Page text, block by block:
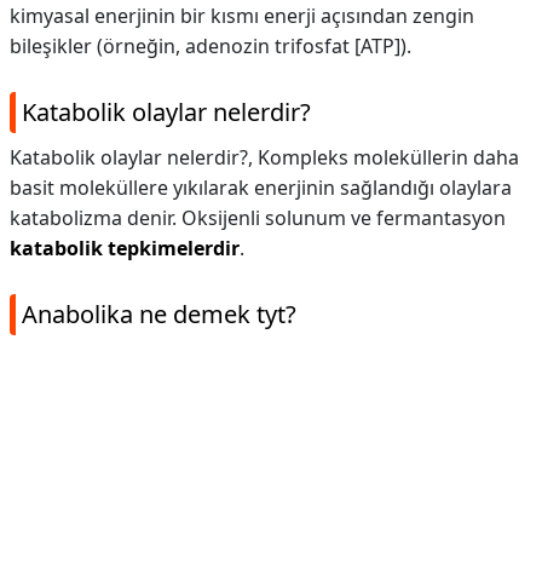
kimyasal enerjinin bir kısmı enerji açısından zengin
bileşikler (örneğin, adenozin trifosfat [ATP]).
Katabolik olaylar nelerdir?
Katabolik olaylar nelerdir?, Kompleks moleküllerin daha
basit moleküllere yıkılarak enerjinin sağlandığı olaylara
katabolizma denir. Oksijenli solunum ve fermantasyon
katabolik tepkimelerdir.
Anabolika ne demek tyt?